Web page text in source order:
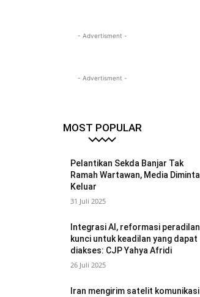
- Advertisment -
- Advertisment -
MOST POPULAR
Pelantikan Sekda Banjar Tak
Ramah Wartawan, Media Diminta
Keluar
31 Juli 2025
Integrasi AI, reformasi peradilan
kunci untuk keadilan yang dapat
diakses: CJP Yahya Afridi
26 Juli 2025
Iran mengirim satelit komunikasi